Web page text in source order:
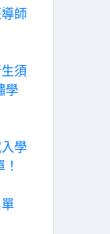
師
須
學
學